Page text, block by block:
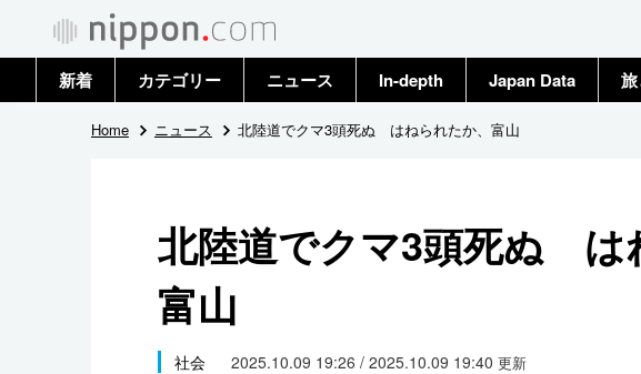
新着 カテゴリー
政治・外交
国際
社会
文化
ニュース
トップ
In-depth Japan Data
Home ニュース 北陸道でクマ3頭死ぬ はねられたか、富山
北陸道でクマ3頭死ぬ は
富山
社会 2025.10.09 19:26 / 2025.10.09 19:40 更新